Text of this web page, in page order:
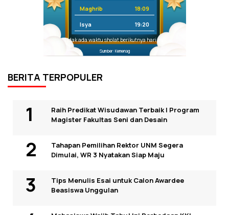
Maghrib 18:09
Isya 19:20
Tidak ada waktu sholat berikutnya hari ini.
Sumber: Kemenag
BERITA TERPOPULER
Raih Predikat Wisudawan Terbaik I Program
Magister Fakultas Seni dan Desain
Tahapan Pemilihan Rektor UNM Segera
Dimulai, WR 3 Nyatakan Siap Maju
Tips Menulis Esai untuk Calon Awardee
Beasiswa Unggulan